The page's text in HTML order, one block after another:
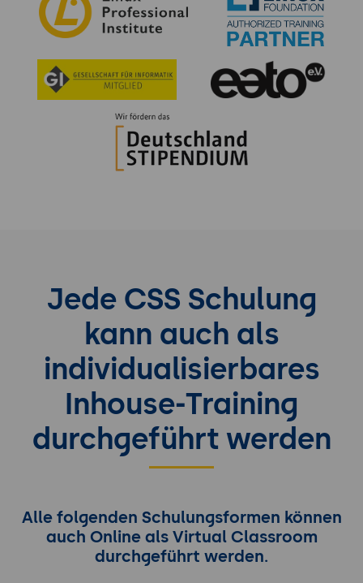
Jede CSS Schulung
kann auch als
individualisierbares
Inhouse-Training
durchgeführt werden
Alle folgenden Schulungsformen können
auch Online als Virtual Classroom
durchgeführt werden.